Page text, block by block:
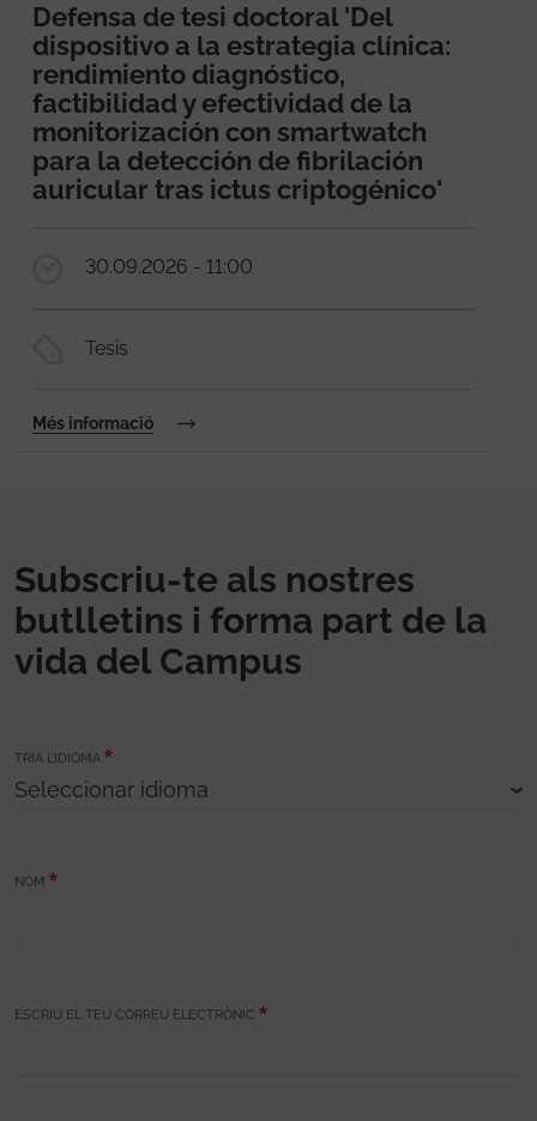
Defensa de tesi doctoral 'Del
dispositivo a la estrategia clínica:
rendimiento diagnóstico,
factibilidad y efectividad de la
monitorización con smartwatch
para la detección de fibrilación
auricular tras ictus criptogénico'
30.09.2026 - 11:00
Tesis
Més informació
Subscriu-te als nostres
butlletins i forma part de la
vida del Campus
TRIA L’IDIOMA
NOM
ESCRIU EL TEU CORREU ELECTRÒNIC